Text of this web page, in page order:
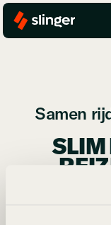
Samen
SLIM